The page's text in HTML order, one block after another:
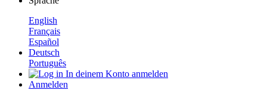
English
Français
Español
Deutsch
Português
In deinem Konto anmelden
Anmelden